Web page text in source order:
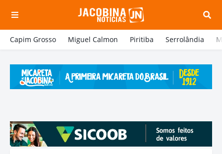
Capim Grosso Miguel Calmon Piritiba Serrolândia